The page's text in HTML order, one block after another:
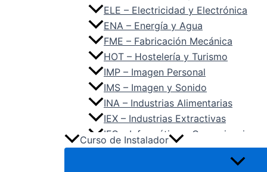
ELE – Electricidad y Electrónica
ENA – Energía y Agua
FME – Fabricación Mecánica
HOT – Hostelería y Turismo
IMP – Imagen Personal
IMS – Imagen y Sonido
INA – Industrias Alimentarias
IEX – Industrias Extractivas
IFC – Informática y Comunicaciones
IMA – Instalación y Mantenimiento
MAM – Madera, Mueble y Corcho
Curso de Instalador